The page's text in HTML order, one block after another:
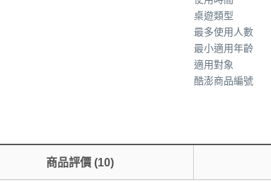
桌遊類型
最多使用人數
最小適用年齡
適用對象
酷澎商品編號
商品評價 (10)